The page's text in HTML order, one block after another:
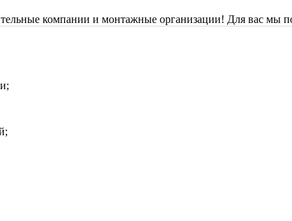
компании и монтажные организации! Для вас мы